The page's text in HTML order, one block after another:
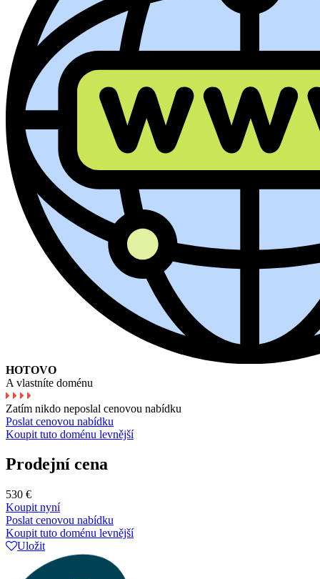
HOTOVO
A vlastníte doménu
Zatím nikdo neposlal cenovou nabídku
Poslat cenovou nabídku
Koupit tuto doménu levnější
Prodejní cena
530 €
Koupit nyní
Poslat cenovou nabídku
Koupit tuto doménu levnější
Uložit